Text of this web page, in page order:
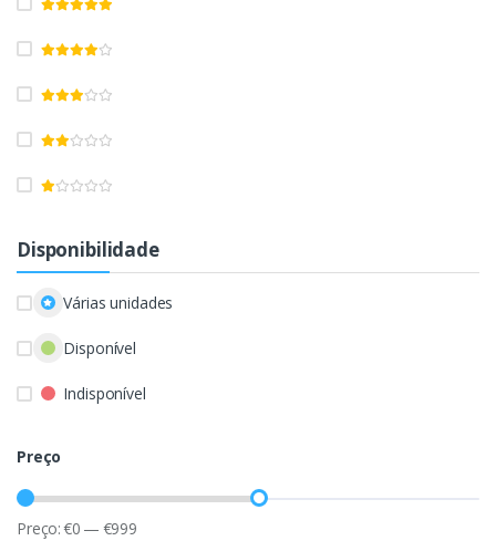
Disponibilidade
Várias unidades
Disponível
Indisponível
Preço
Preço:€0 — €999